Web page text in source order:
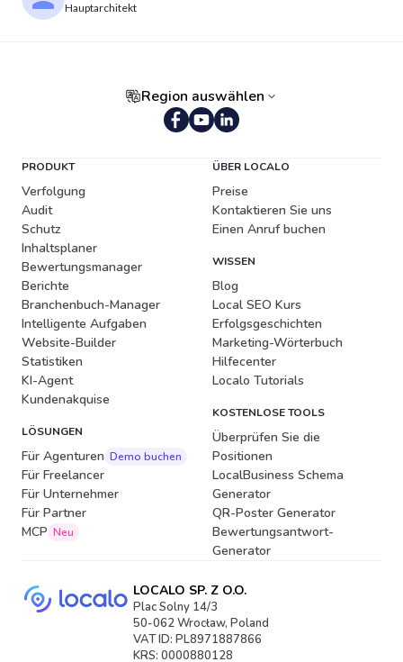
Hauptarchitekt
Region auswählen
PRODUKT
Verfolgung
Audit
Schutz
Inhaltsplaner
Bewertungsmanager
Berichte
Branchenbuch-Manager
Intelligente Aufgaben
Website-Builder
Statistiken
KI-Agent
Kundenakquise
LÖSUNGEN
Für Agenturen Demo buchen
Für Freelancer
Für Unternehmer
Für Partner
MCP Neu
ÜBER LOCALO
Preise
Kontaktieren Sie uns
Einen Anruf buchen
WISSEN
Blog
Local SEO Kurs
Erfolgsgeschichten
Marketing-Wörterbuch
Hilfecenter
Localo Tutorials
KOSTENLOSE TOOLS
Überprüfen Sie die
Positionen
LocalBusiness Schema
Generator
QR-Poster Generator
Bewertungsantwort-
Generator
LOCALO SP. Z O.O.
Plac Solny 14/3
50-062 Wrocław, Poland
VAT ID: PL8971887866
KRS: 0000880128